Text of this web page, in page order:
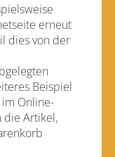
erneut
dies von der
Beispiel
Online-
die Artikel,